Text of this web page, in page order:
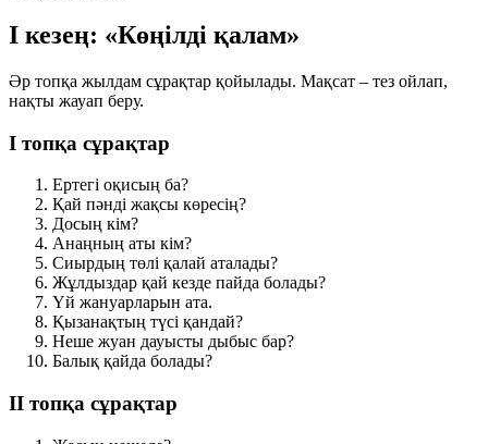
І кезең: «Көңілді қалам»
Әр топқа жылдам сұрақтар қойылады. Мақсат – тез ойлап,
нақты жауап беру.
І топқа сұрақтар
Ертегі оқисың ба?
Қай пәнді жақсы көресің?
Досың кім?
Анаңның аты кім?
Сиырдың төлі қалай аталады?
Жұлдыздар қай кезде пайда болады?
Үй жануарларын ата.
Қызанақтың түсі қандай?
Неше жуан дауысты дыбыс бар?
Балық қайда болады?
ІІ топқа сұрақтар